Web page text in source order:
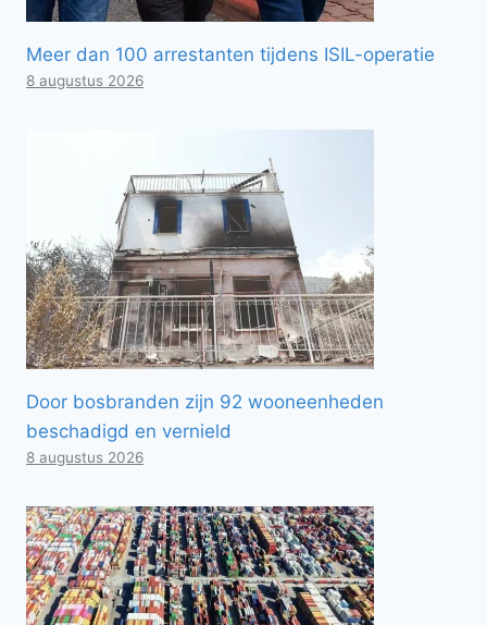
Meer dan 100 arrestanten tijdens ISIL-operatie
8 augustus 2026
Door bosbranden zijn 92 wooneenheden
beschadigd en vernield
8 augustus 2026